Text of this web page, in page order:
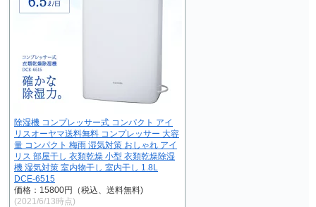
除湿機 コンプレッサー式 コンパクト アイ
リスオーヤマ送料無料 コンプレッサー 大容
量 コンパクト 梅雨 湿気対策 おしゃれ アイ
リス 部屋干し 衣類乾燥 小型 衣類乾燥除湿
機 湿気対策 室内物干し 室内干し 1.8L
DCE-6515
価格：15800円（税込、送料無料)
(2021/6/13時点)